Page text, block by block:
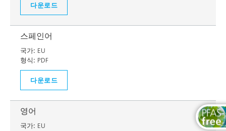
다운로드
스페인어
국가: EU
형식: PDF
다운로드
영어
국가: EU